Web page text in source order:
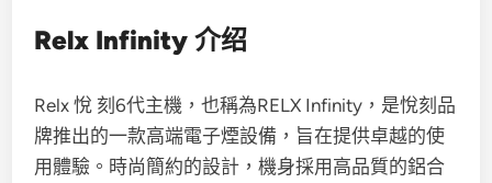
Relx Infinity 介绍
Relx 悅 刻6代主機，也稱為RELX Infinity，是悅刻品
牌推出的一款高端電子煙設備，旨在提供卓越的使
用體驗。時尚簡約的設計，機身採用高品質的鋁合